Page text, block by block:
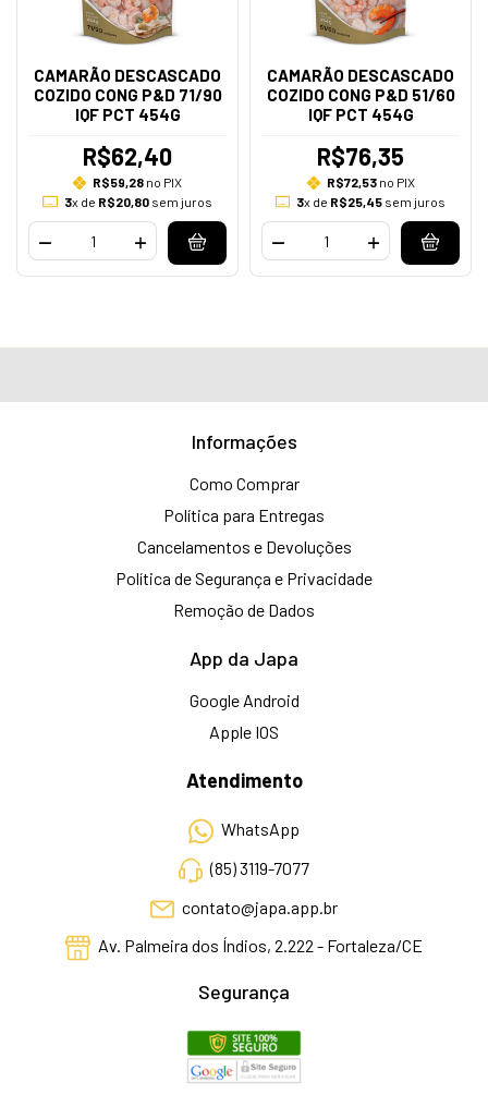
CAMARÃO DESCASCADO
COZIDO CONG P&D 71/90
IQF PCT 454G
R$62,40
R$59,28 no PIX
3x de R$20,80sem juros
CAMARÃO DESCASCADO
COZIDO CONG P&D 51/60
IQF PCT 454G
R$76,35
R$72,53no PIX
3x de R$25,45 sem juros
Informações
Como Comprar
Política para Entregas
Cancelamentos e Devoluções
Política de Segurança e Privacidade
Remoção de Dados
App da Japa
Google Android
Apple IOS
Atendimento
WhatsApp
(85) 3119-7077
contato@japa.app.br
Av. Palmeira dos Índios, 2.222 - Fortaleza/CE
Segurança